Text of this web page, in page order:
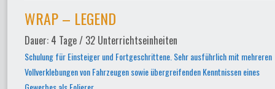
WRAP – LEGEND
Dauer: 4 Tage / 32 Unterrichtseinheiten
Schulung für Einsteiger und Fortgeschrittene. Sehr ausführlich mit mehreren
Vollverklebungen von Fahrzeugen sowie übergreifenden Kenntnissen eines